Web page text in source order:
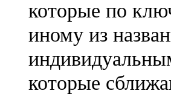
которые по
иному из
которые